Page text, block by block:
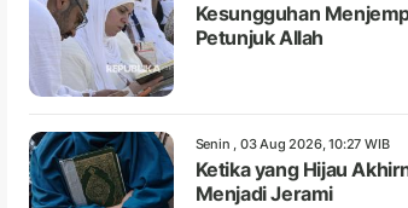
Kesungguhan
Petunjuk Allah
Senin , 03 Aug 2026, 10:27 WIB
Ketika yang Hijau
Menjadi Jerami